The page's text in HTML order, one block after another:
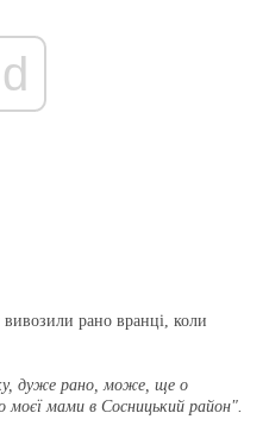
вивозили рано вранці, коли
дуже рано, може, ще о
моєї мами в Сосницький район".